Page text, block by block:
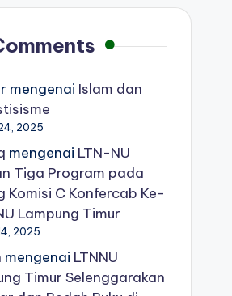
mengenai Islam dan
2025
mengenai LTN-NU
Tiga Program pada
Komisi C Konfercab Ke-
Lampung Timur
2025
mengenai LTNNU
Timur Selenggarakan